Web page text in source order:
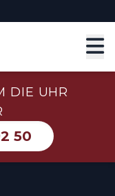
DIE UHR
50